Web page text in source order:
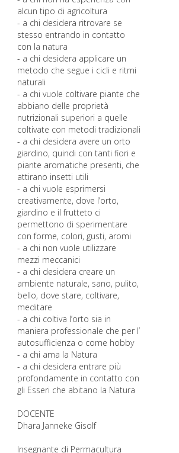
alcun tipo di agricoltura
- a chi desidera ritrovare se
stesso entrando in contatto
con la natura
- a chi desidera applicare un
metodo che segue i cicli e ritmi
naturali
- a chi vuole coltivare piante che
abbiano delle proprietà
nutrizionali superiori a quelle
coltivate con metodi tradizionali
- a chi desidera avere un orto
giardino, quindi con tanti fiori e
piante aromatiche presenti, che
attirano insetti utili
- a chi vuole esprimersi
creativamente, dove l’orto,
giardino e il frutteto ci
permettono di sperimentare
con forme, colori, gusti, aromi
- a chi non vuole utilizzare
mezzi meccanici
- a chi desidera creare un
ambiente naturale, sano, pulito,
bello, dove stare, coltivare,
meditare
- a chi coltiva l’orto sia in
maniera professionale che per l’
autosufficienza o come hobby
- a chi ama la Natura
- a chi desidera entrare più
profondamente in contatto con
gli Esseri che abitano la Natura
DOCENTE
Dhara Janneke Gisolf
Insegnante di Permacultura